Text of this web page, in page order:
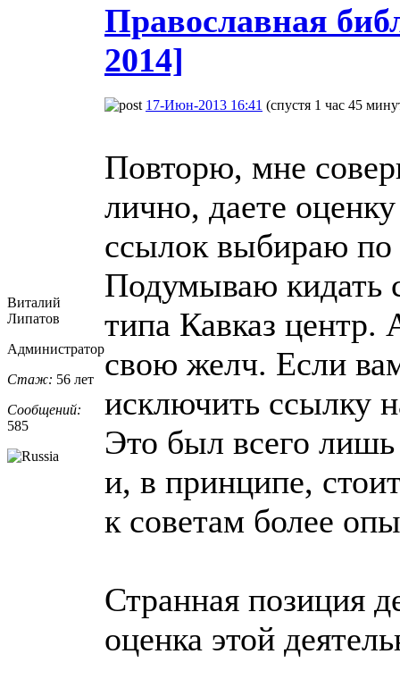
Православная​
2014]
Виталий
Липатов
Администратор
Стаж: 56 лет
Сообщений:
585
17-Июн-2013 16:41 (спустя 1 час 45
Повторю, мне
лично, даете
ссылок выбираю по
Подумываю кидать
типа Кавказ
свою желч. Если
исключить ссылку
Это был всего
и, в принципе,
к советам более
Странная позиция
оценка этой